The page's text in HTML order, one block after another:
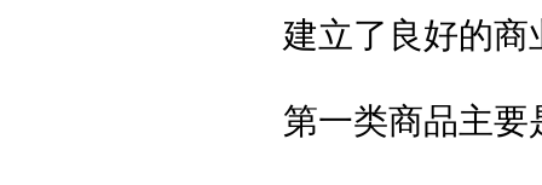
建立了良好的
第一类商品主